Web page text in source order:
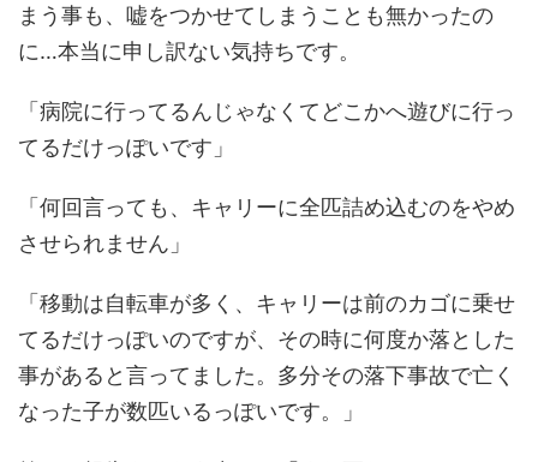
まう事も、嘘をつかせてしまうことも無かったの
に…本当に申し訳ない気持ちです。
「病院に行ってるんじゃなくてどこかへ遊びに行っ
てるだけっぽいです」
「何回言っても、キャリーに全匹詰め込むのをやめ
させられません」
「移動は自転車が多く、キャリーは前のカゴに乗せ
てるだけっぽいのですが、その時に何度か落とした
事があると言ってました。多分その落下事故で亡く
なった子が数匹いるっぽいです。」